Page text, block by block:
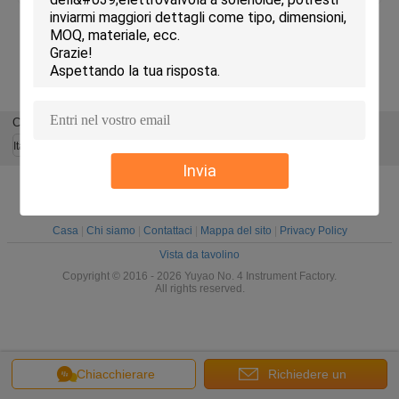
Invia
2020-03-14
OTTENIAMO I CERTIFICATI DELL'UL DI
U.S.A.!
Chiacchierare Richiedere un
Cambi la lingua
Italian
Casa| Chi siamo Contattaci Mappa del sito
Privacy Policy
Vista da tavolino
Copyright © 2016 - 2026 Yuyao No. 4 Instrument Factory.
All rights reserved.